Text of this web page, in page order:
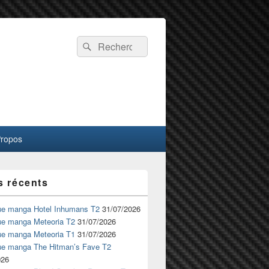
Recherche :
Rechercher
récents
manga Hotel Inhumans T2 31/07/2026
manga Meteoria T2 31/07/2026
manga Meteoria T1 31/07/2026
manga The Hitman’s Fave T2